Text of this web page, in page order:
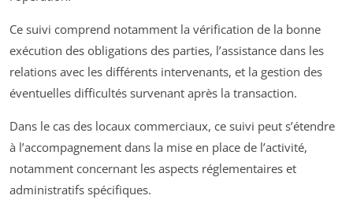
Ce suivi comprend notamment la vérification de la bonne
exécution des obligations des parties, l’assistance dans les
relations avec les différents intervenants, et la gestion des
éventuelles difficultés survenant après la transaction.
Dans le cas des locaux commerciaux, ce suivi peut s’étendre
à l’accompagnement dans la mise en place de l’activité,
notamment concernant les aspects réglementaires et
administratifs spécifiques.